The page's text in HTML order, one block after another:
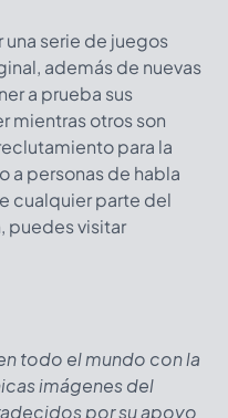
una serie de juegos
además de nuevas
a prueba sus
mientras otros son
para la
a personas de habla
cualquier parte del
puedes visitar
todo el mundo con la
imágenes del
por su apoyo